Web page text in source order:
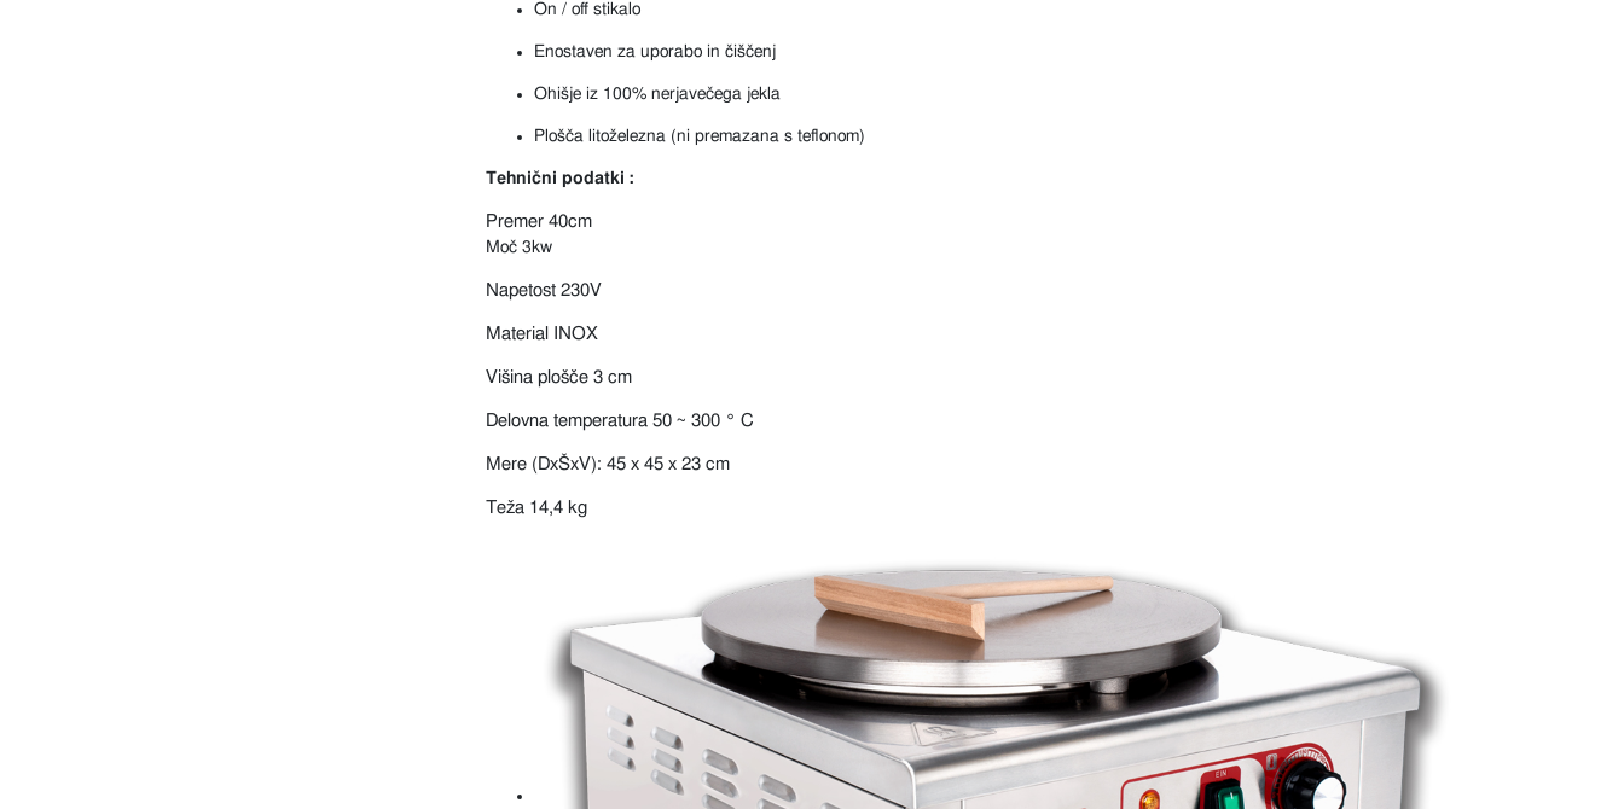
On / off stikalo
Enostaven za uporabo in čiščenj
Ohišje iz 100% nerjavečega jekla
Plošča litoželezna (ni premazana s teflonom)
Tehnični podatki :
Premer 40cm
Moč 3kw
Napetost 230V
Material INOX
Višina plošče 3 cm
Delovna temperatura 50 ~ 300 ° C
Mere (DxŠxV): 45 x 45 x 23 cm
Teža 14,4 kg